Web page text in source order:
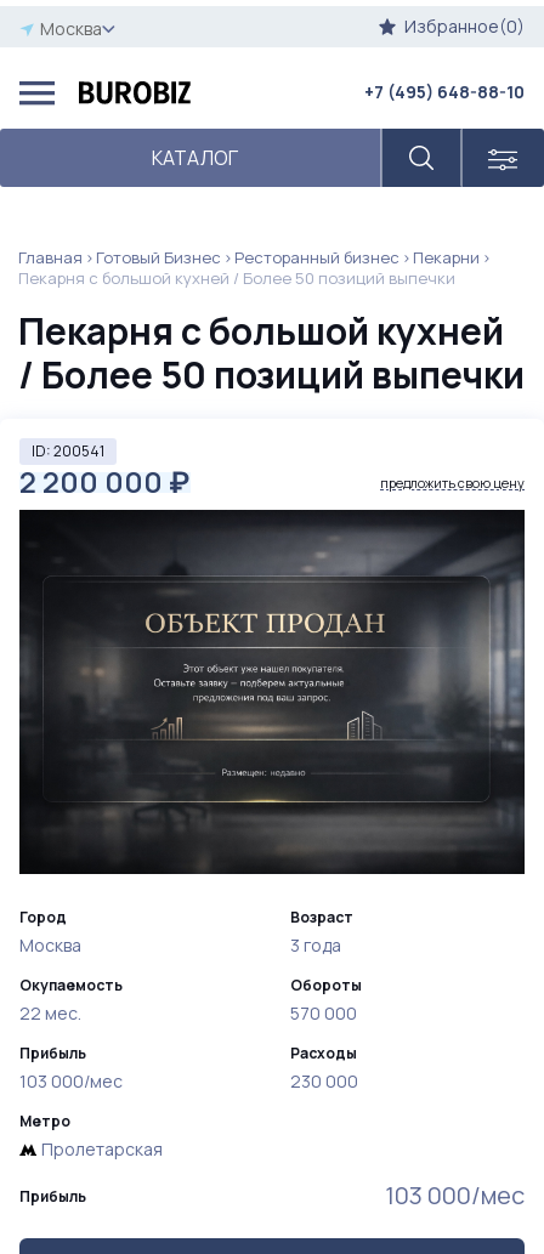
Москва Избранное(0)
КАТАЛОГ
+7 (495) 648-88-10
Главная Готовый Бизнес Ресторанный бизнес
Пекарни
Пекарня с большой кухней / Более 50 позиций выпечки
Пекарня с большой кухней
/ Более 50 позиций выпечки
ID: 200541
2 200 000 ₽ предложить свою цену
Прибыль 103 000/мес
Город
Москва
Окупаемость
22 мес.
Прибыль
103 000/мес
Возраст
3 года
Обороты
570 000
Расходы
230 000
Метро
Пролетарская